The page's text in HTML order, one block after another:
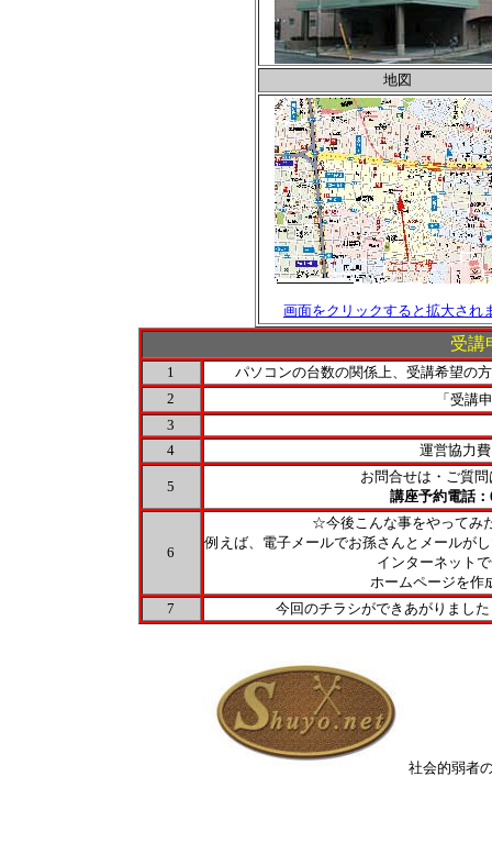
地図
画面をクリックすると拡大され
受講
1
パソコンの台数の関係上、受講希望の
2
「受講
3
4
運営協力
5
お問合せは・ご質
講座予約電話
6
☆今後こんな事をやってみ
例えば、電子メールでお孫さんとメールが
インターネット
ホームページを作
7
今回のチラシができあがりまし
社会的弱者